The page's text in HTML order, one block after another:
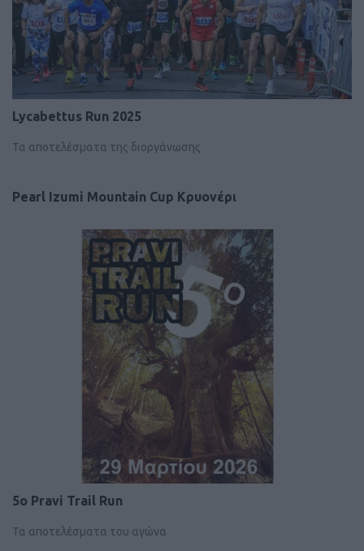
Lycabettus Run 2025
Τα αποτελέσματα της διοργάνωσης
Pearl Izumi Mountain Cup Κρυονέρι
5o Pravi Trail Run
Τα αποτελέσματα του αγώνα